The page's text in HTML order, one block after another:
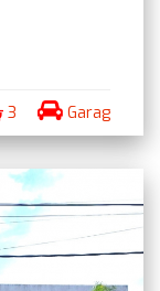
3 Garag